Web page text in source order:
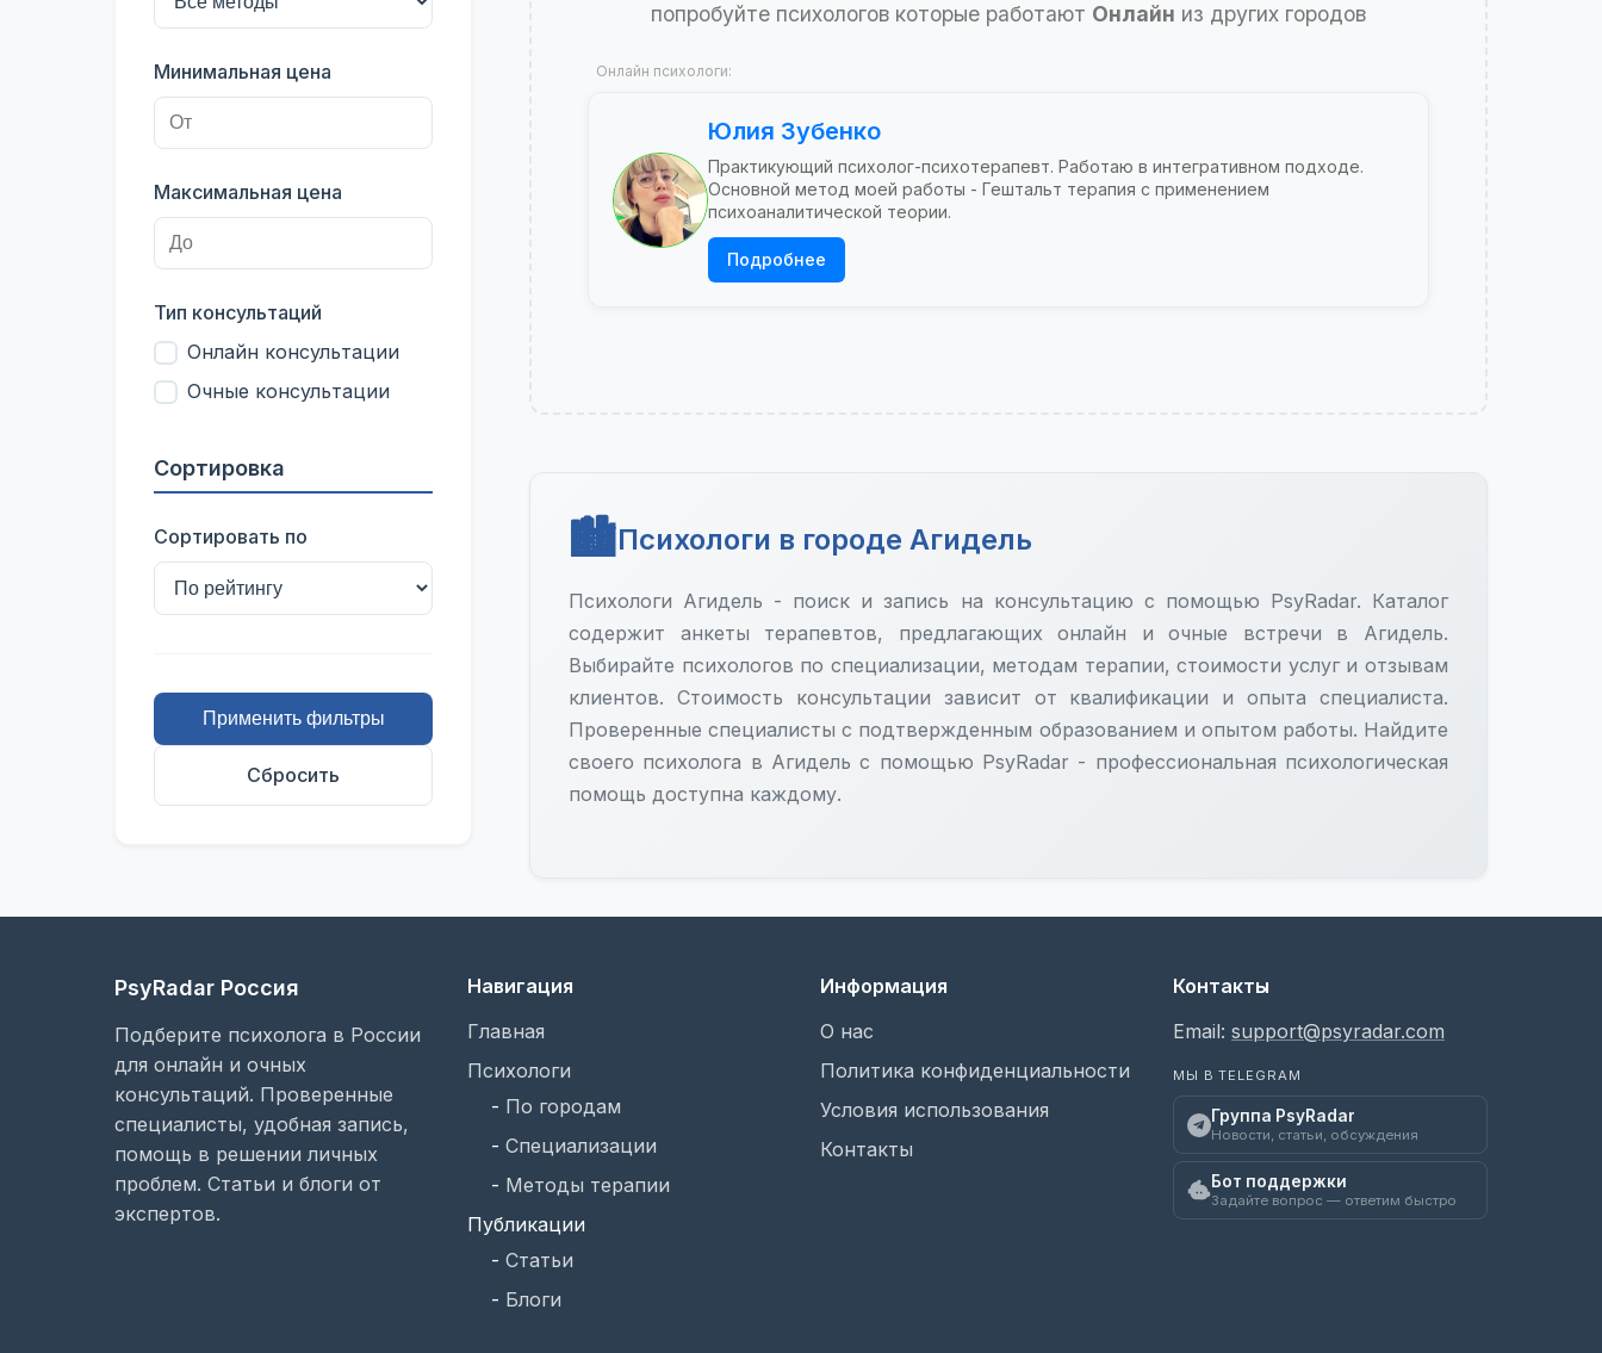
Минимальная цена
Максимальная цена
Тип консультаций
Онлайн консультации
Очные консультации
Сортировка
Сортировать по
Применить фильтры
Сбросить
попробуйте психологов которые работают Онлайн из других городов
Онлайн психологи:
Юлия Зубенко
Практикующий психолог-психотерапевт. Работаю в интегративном подходе.
Основной метод моей работы - Гештальт терапия с применением
психоаналитической теории.
Подробнее
Психологи в городе Агидель
Психологи Агидель - поиск и запись на консультацию с помощью PsyRadar. Каталог
содержит анкеты терапевтов, предлагающих онлайн и очные встречи в Агидель.
Выбирайте психологов по специализации, методам терапии, стоимости услуг и отзывам
клиентов. Стоимость консультации зависит от квалификации и опыта специалиста.
Проверенные специалисты с подтвержденным образованием и опытом работы. Найдите
своего психолога в Агидель с помощью PsyRadar - профессиональная психологическая
помощь доступна каждому.
PsyRadar Россия
Подберите психолога в России
для онлайн и очных
консультаций. Проверенные
специалисты, удобная запись,
помощь в решении личных
проблем. Статьи и блоги от
экспертов.
Навигация
Главная
Психологи
- По городам
- Специализации
- Методы терапии
Публикации
- Статьи
- Блоги
Информация
О нас
Политика конфиденциальности
Условия использования
Контакты
Контакты
Email: support@psyradar.com
МЫ В TELEGRAM
Группа PsyRadar
Новости, статьи, обсуждения
Бот поддержки
Задайте вопрос — ответим быстро